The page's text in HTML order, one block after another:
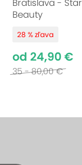
Bratislava -
Beauty
28 % zľava
od 24,90 €
35 - 80,00 €